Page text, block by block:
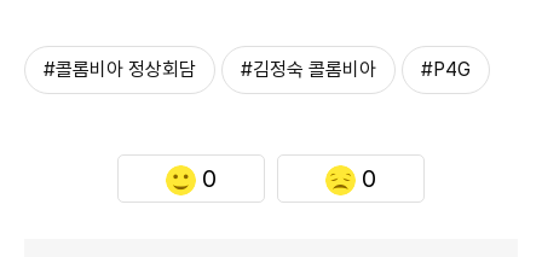
#콜롬비아 정상회담 #김정숙 콜롬비아 #P4G
0 0